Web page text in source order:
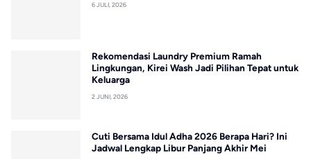
6 JULI, 2026
Rekomendasi Laundry Premium Ramah
Lingkungan, Kirei Wash Jadi Pilihan Tepat untuk
Keluarga
2 JUNI, 2026
Cuti Bersama Idul Adha 2026 Berapa Hari? Ini
Jadwal Lengkap Libur Panjang Akhir Mei